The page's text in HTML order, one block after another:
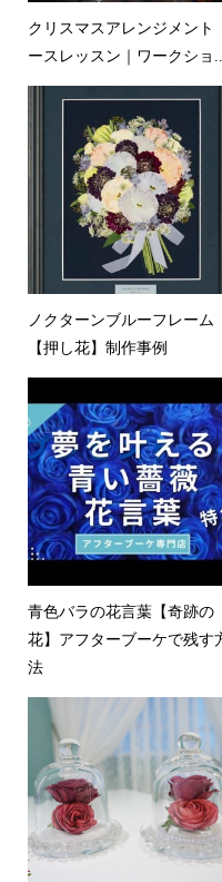
クリスマスアレンジメント
ースレッスン｜ワークショ
ノクターンブルーフレーム
【押し花】制作事例
青色バラの花言葉【奇跡の
花】アフターブーケで残す
法